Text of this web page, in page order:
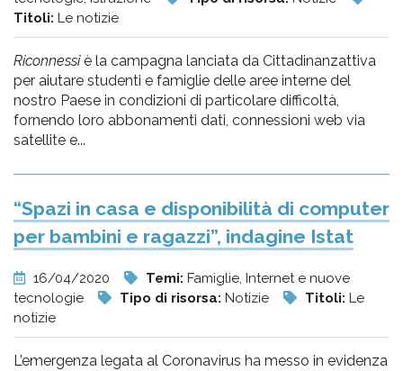
Titoli: Le notizie
Riconnessiè la campagna lanciata da Cittadinanzattiva
per aiutare studenti e famiglie delle aree interne del
nostro Paese in condizioni di particolare difficoltà,
fornendo loro abbonamenti dati, connessioni web via
satellite e...
“Spazi in casa e disponibilità di computer
per bambini e ragazzi”, indagine Istat
16/04/2020 Temi: Famiglie, Internet e nuove
tecnologie
Tipo di risorsa: Notizie Titoli: Le
notizie
L’emergenza legata al Coronavirus ha messo in evidenza